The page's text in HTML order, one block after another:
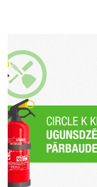
29.06.2026
FN-SERVISS Vasaras Akadēmija 2026